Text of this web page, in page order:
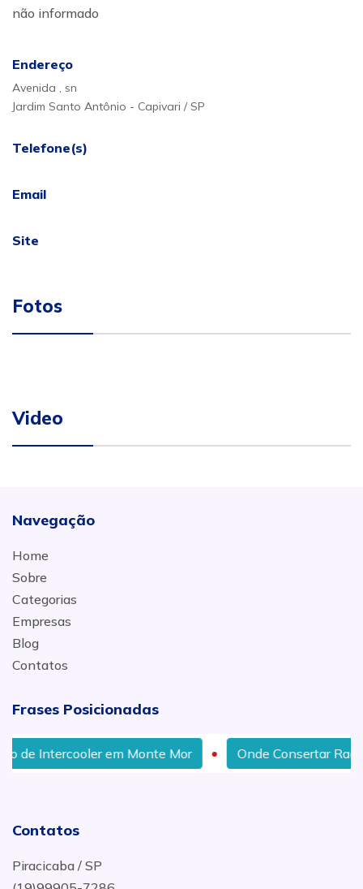
não informado
Endereço
Avenida , sn
Jardim Santo Antônio - Capivari / SP
Telefone(s)
Email
Site
Fotos
Video
Navegação
Home
Sobre
Categorias
Empresas
Blog
Contatos
Frases Posicionadas
de Intercooler em Monte Mor Onde Consertar
Contatos
Piracicaba / SP